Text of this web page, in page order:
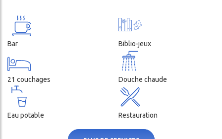
Bar Biblio-jeux
21 couchages Douche chaude
Eau potable Restauration